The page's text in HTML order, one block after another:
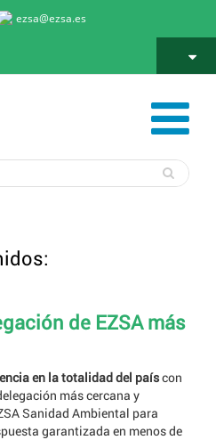
ezsa@ezsa.es
de EZSA más
en la totalidad del paíscon
más cercana y
Sanidad Ambiental para
garantizada en menos de